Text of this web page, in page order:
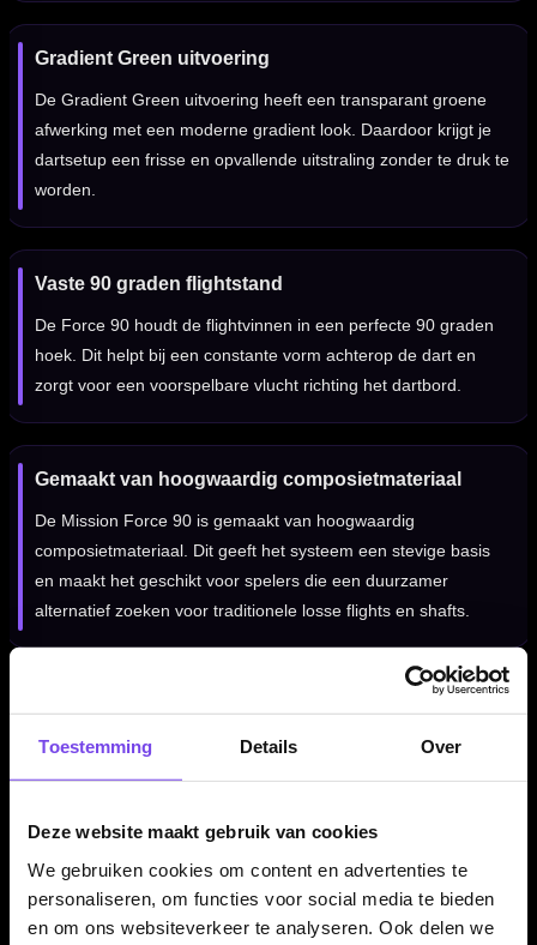
Toestemming Details Over
Deze website maakt gebruik van cookies
We gebruiken cookies om content en advertenties te
personaliseren, om functies voor social media te bieden
en om ons websiteverkeer te analyseren. Ook delen we
Gradient Green uitvoering
De Gradient Green uitvoering heeft een transparant groene
afwerking met een moderne gradient look. Daardoor krijgt je
dartsetup een frisse en opvallende uitstraling zonder te druk te
worden.
Vaste 90 graden flightstand
De Force 90 houdt de flightvinnen in een perfecte 90 graden
hoek. Dit helpt bij een constante vorm achterop de dart en
zorgt voor een voorspelbare vlucht richting het dartbord.
Gemaakt van hoogwaardig composietmateriaal
De Mission Force 90 is gemaakt van hoogwaardig
composietmateriaal. Dit geeft het systeem een stevige basis
en maakt het geschikt voor spelers die een duurzamer
alternatief zoeken voor traditionele losse flights en shafts.
De flights hebben gladde randen die helpen om deflecties
tijdens het groeperen te verminderen. Hierdoor kunnen darts
Verkrijgbaar in meerdere lengtes